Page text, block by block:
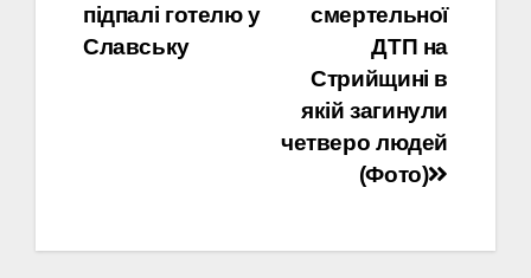
смертельної
ДТП на
Стрийщині в
якій загинули
четверо людей
(Фото)
підпалі готелю у
Славську